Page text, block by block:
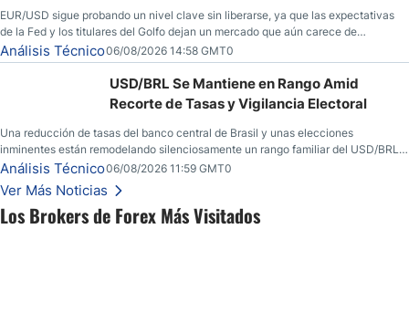
Los Brokers de Forex Más Visitados
EUR/USD sigue probando un nivel clave sin liberarse, ya que las expectativas
de la Fed y los titulares del Golfo dejan un mercado que aún carece de
convicción real.
Análisis Técnico06/08/2026 14:58 GMT0
USD/BRL Se Mantiene en Rango Amid
Recorte de Tasas y Vigilancia Electoral
Una reducción de tasas del banco central de Brasil y unas elecciones
inminentes están remodelando silenciosamente un rango familiar del USD/BRL.
Una reducción de tasas por parte del banco central de Brasil y unas elecciones
inminentes están remodelando silenciosamente un rango familiar del USD/BRL.
Esto es lo que los traders están observando a continuación.
Análisis Técnico06/08/2026 11:59 GMT0
Ver Más Noticias